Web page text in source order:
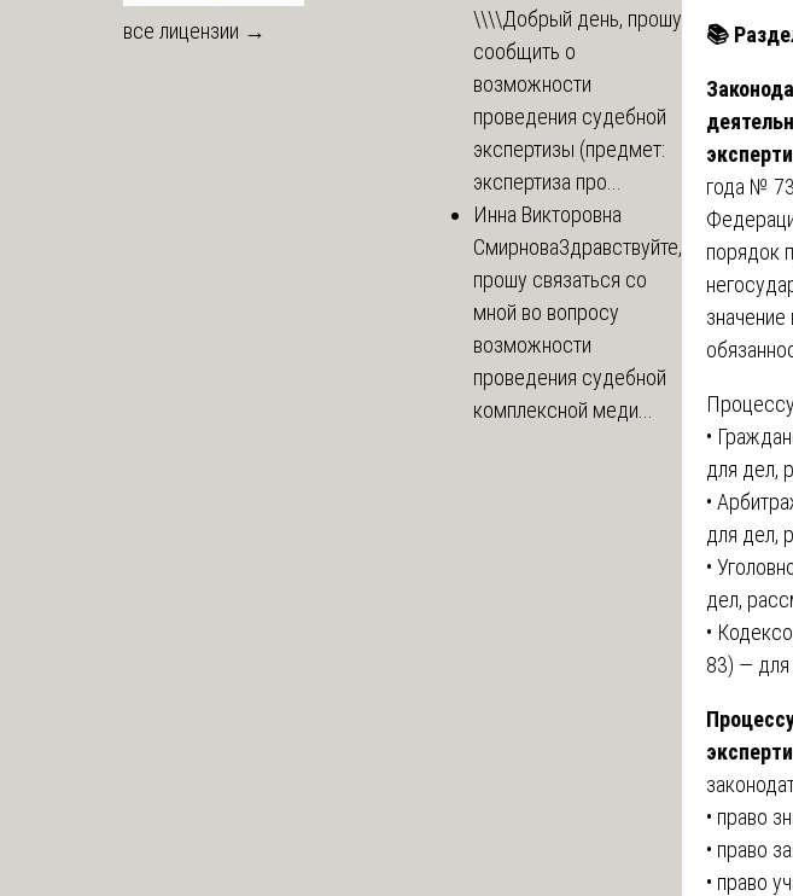
📚
года №
порядок
значение
•
для дел,
•
для дел,
•
дел,
•
83) — для
• право
• право
• право
все лицензии →
\\\\Добрый день, прошу
сообщить о
возможности
проведения судебной
экспертизы (предмет:
экспертиза про...
Инна Викторовна
СмирноваЗдравствуйте,
прошу связаться со
мной во вопросу
возможности
проведения судебной
комплексной меди...